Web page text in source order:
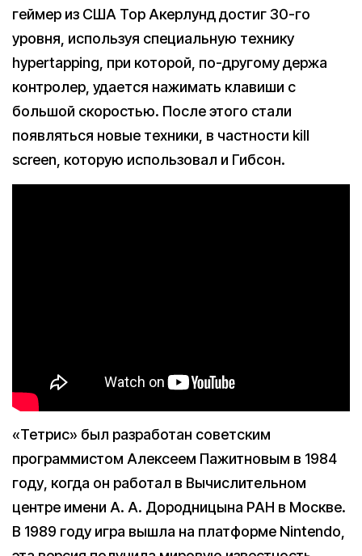
геймер из США Тор Акерлунд достиг 30-го
уровня, используя специальную технику
hypertapping, при которой, по-другому держа
контролер, удается нажимать клавиши с
большой скоростью. После этого стали
появляться новые техники, в частности kill
screen, которую использовал и Гибсон.
«Тетрис» был разработан советским
программистом Алексеем Пажитновым в 1984
году, когда он работал в Вычислительном
центре имени А. А. Дородницына РАН в Москве.
В 1989 году игра вышла на платформе Nintendo,